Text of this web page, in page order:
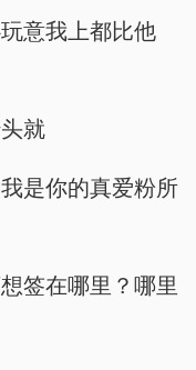
意我上都比他
就
是你的真爱粉所
签在哪里？哪里